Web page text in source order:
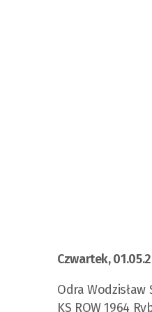
Czwartek,
Odra
KS ROW 1964